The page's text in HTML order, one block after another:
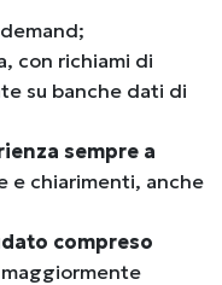
con richiami di
su banche dati di
sempre a
e chiarimenti, anche
compreso